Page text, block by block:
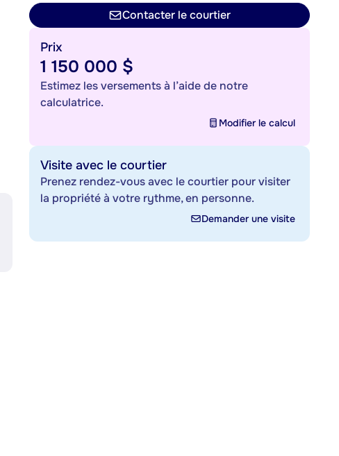
Contacter le courtier
Prix
1 150 000 $
Estimez les versements à l’aide de notre
calculatrice.
Modifier le calcul
Visite avec le courtier
Prenez rendez-vous avec le courtier pour visiter
la propriété à votre rythme, en personne.
Demander une visite